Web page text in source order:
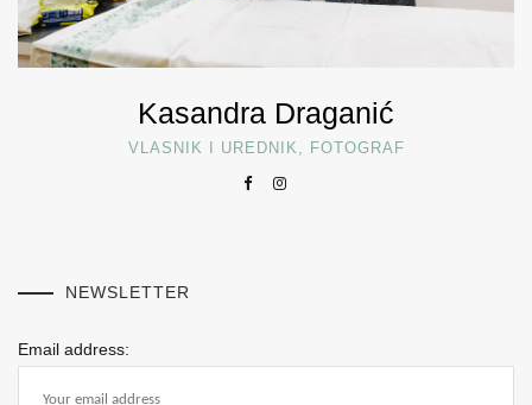
Kasandra Draganić
VLASNIK I UREDNIK, FOTOGRAF
NEWSLETTER
Email address: